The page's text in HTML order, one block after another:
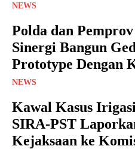
NEWS
Polda dan
Sinergi Bangun
Prototype Dengan
NEWS
Kawal Kasus
SIRA-PST
Kejaksaan ke